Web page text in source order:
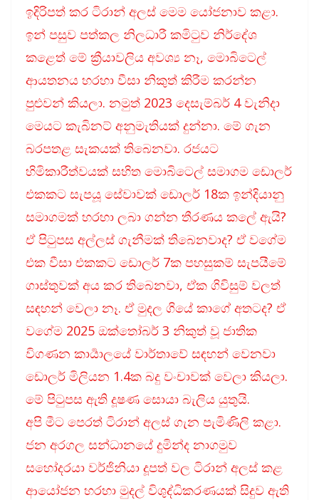
ඉදිරිපත් කර ටිරාන් අලස් මෙම යෝජනාව කළා.
ඉන් පසුව පත්කල නිලධාරී කමිටුව නිර්දේශ
කළෙත් මේ ක්‍රීයාවලිය අවශ්‍ය නෑ, මොබිටෙල්
ආයතනය හරහා වීසා නිකුත් කිරීම කරන්න
පුළුවන් කියලා. නමුත් 2023 දෙසැම්බර් 4 වැනිදා
මෙයට කැබිනට් අනුමැතියක් දුන්නා. මේ ගැන
බරපතළ සැකයක් තිබෙනවා. රජයට
හිමිකාරීත්වයක් සහිත මොබිටෙල් සමාගම ඩොලර්
එකකට සැපයූ සේවාවක් ඩොලර් 18ක ඉන්දියානු
සමාගමක් හරහා ලබා ගන්න තීරණය කලේ ඇයි?
ඒ පිටුපස අල්ලස් ගැනීමක් තිබෙනවාද? ඒ වගේම
එක වීසා එකකට ඩොලර් 7ක පහසුකම් සැපයීමේ
ගාස්තුවක් අය කර තිබෙනවා, ඒක ගිවිසුම් වලත්
සඳහන් වෙලා නෑ. ඒ මුදල ගියේ කාගේ අතටද? ඒ
වගේම 2025 ඔක්තෝබර් 3 නිකුත් වූ ජාතික
විගණන කාර්‍යාලයේ වාර්තාවේ සඳහන් වෙනවා
ඩොලර් මිලියන 1.4ක බදු වංචාවක් වෙලා කියලා.
මේ පිටුපස ඇති දූෂණ සොයා බැලිය යුතුයි.
අපි මීට පෙරත් ටිරාන් අලස් ගැන පැමිණිලි කළා.
ජන අරගල සන්ධානයේ දුමින්ද නාගමුව
සහෝදරයා වර්ජිනියා දූපත් වල ටිරාන් අලස් කළ
ආයෝජන හරහා මුදල් විශුද්ධිකරණයක් සිදුව ඇති